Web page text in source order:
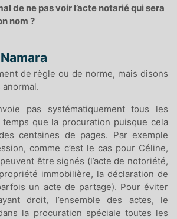
de ne pas voir l’acte notarié qui sera
nom ?
de règle ou de norme, mais disons
anormal.
pas systématiquement tous les
que la procuration puisque cela
centaines de pages. Par exemple
comme c’est le cas pour Céline,
être signés (l’acte de notoriété,
immobilière, la déclaration de
un acte de partage). Pour éviter
droit, l’ensemble des actes, le
la procuration spéciale toutes les